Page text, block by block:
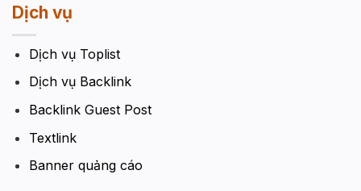
Dịch vụ
Dịch vụ Toplist
Dịch vụ Backlink
Backlink Guest Post
Textlink
Banner quảng cáo